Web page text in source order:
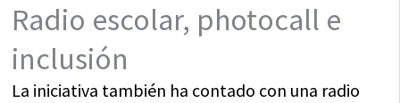
Radio escolar, photocall e
inclusión
La iniciativa también ha contado con una radio